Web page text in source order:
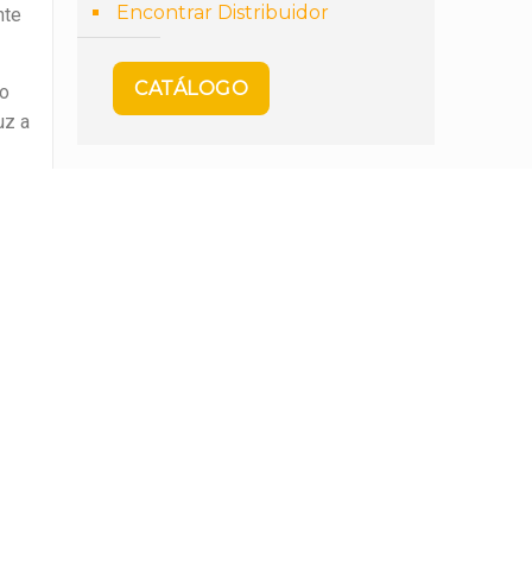
a
Encontrar Distribuidor
CATÁLOGO